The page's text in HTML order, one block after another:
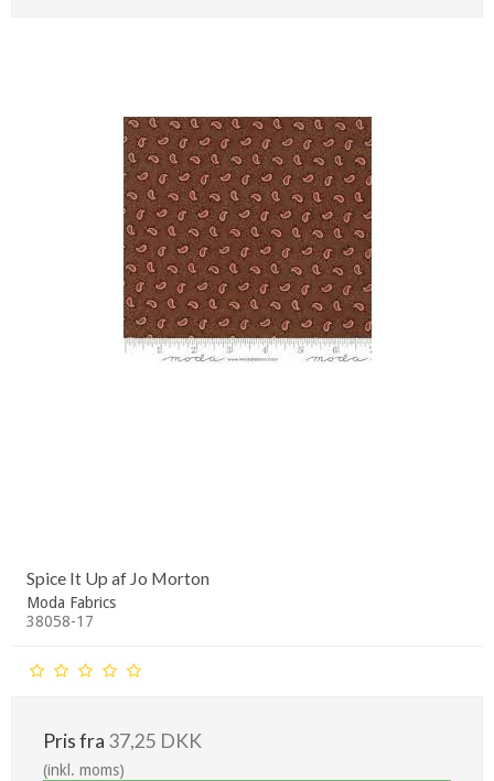
Spice It Up af Jo Morton
Moda Fabrics
38058-17
Pris fra 37,25 DKK
(inkl. moms)